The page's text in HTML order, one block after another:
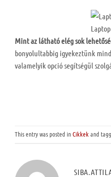
Mint az látható elég sok
bonyolultabbig igyekeztünk
valamelyik opció segítségül
This entry was posted inCikkek and